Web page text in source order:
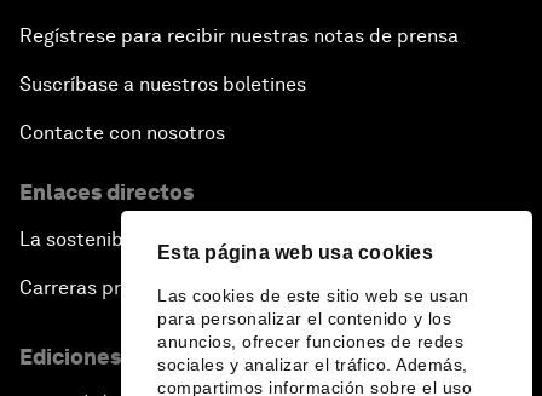
Esta página web usa cookies
Las cookies de este sitio web se usan
para personalizar el contenido y los
anuncios, ofrecer funciones de redes
sociales y analizar el tráfico. Además,
compartimos información sobre el uso
Regístrese para recibir nuestras notas de prensa
Suscríbase a nuestros boletines
Contacte con nosotros
Enlaces directos
La sostenibilidad en el Foro
Carreras profesionales
Ediciones en otros idiomas